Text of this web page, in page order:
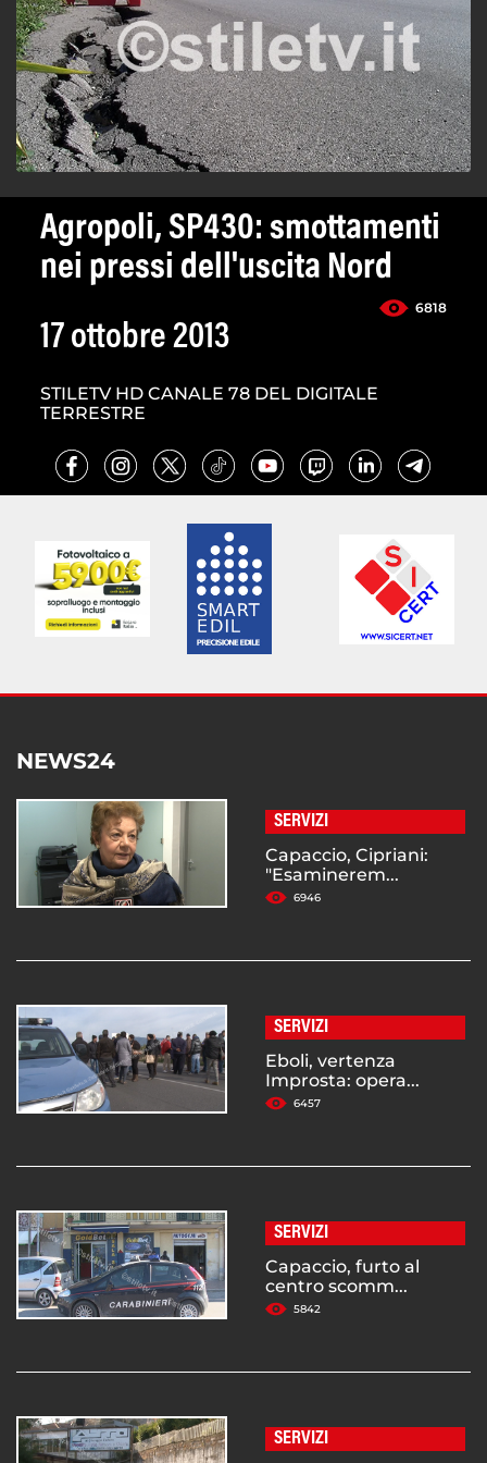
Agropoli, SP430: smottamenti
nei pressi dell'uscita Nord
6818
17 ottobre 2013
STILETV HD CANALE 78 DEL DIGITALE
TERRESTRE
NEWS24
SERVIZI
Capaccio, Cipriani:
"Esaminerem...
6946
SERVIZI
Eboli, vertenza
Improsta: opera...
6457
SERVIZI
Capaccio, furto al
centro scomm...
5842
SERVIZI